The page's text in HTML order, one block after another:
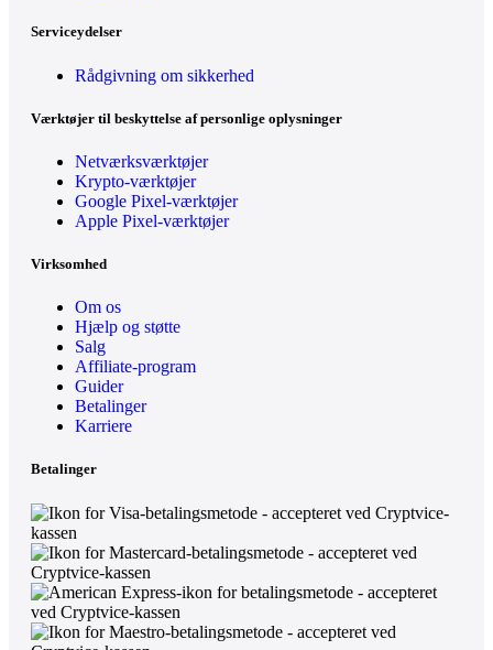
Serviceydelser
Rådgivning om sikkerhed
Værktøjer til beskyttelse af personlige oplysninger
Netværksværktøjer
Krypto-værktøjer
Google Pixel-værktøjer
Apple Pixel-værktøjer
Virksomhed
Om os
Hjælp og støtte
Salg
Affiliate-program
Guider
Betalinger
Karriere
Betalinger